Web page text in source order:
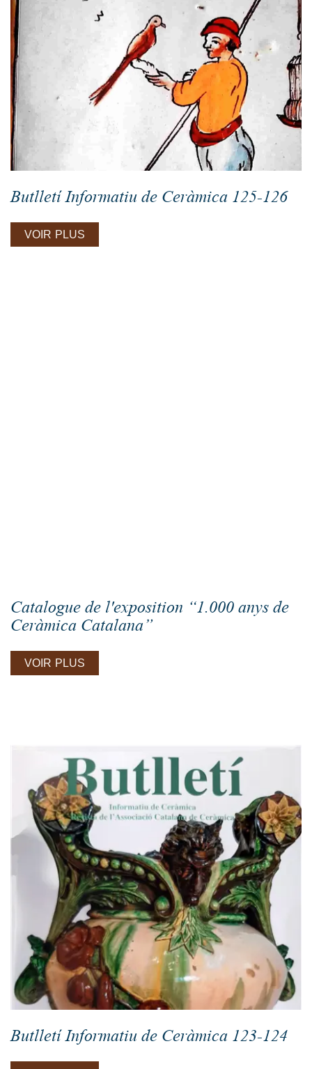
Butlletí Informatiu de Ceràmica 125-126
VOIR PLUS
Catalogue de l'exposition “1.000 anys de
Ceràmica Catalana”
VOIR PLUS
Butlletí Informatiu de Ceràmica 123-124